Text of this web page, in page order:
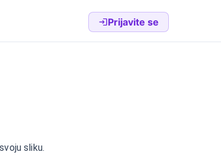
Prijavite se
sliku.